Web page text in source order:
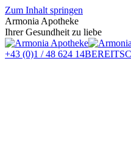
Zum Inhalt springen
Armonia Apotheke
Ihrer Gesundheit zu liebe
+43 (0)1 / 48 624 14